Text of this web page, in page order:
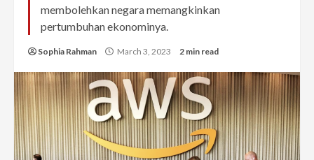
membolehkan negara memangkinkan
pertumbuhan ekonominya.
Sophia Rahman March 3, 2023 2 min read